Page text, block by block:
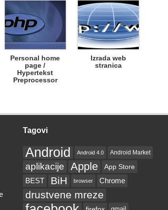
Personal home
page /
Hypertekst
Preprocessor
Izrada web
stranica
Tagovi
Android Android 4.0 Android Market
aplikacije Apple App Store
BEST BiH browser Chrome
drustvene mreze